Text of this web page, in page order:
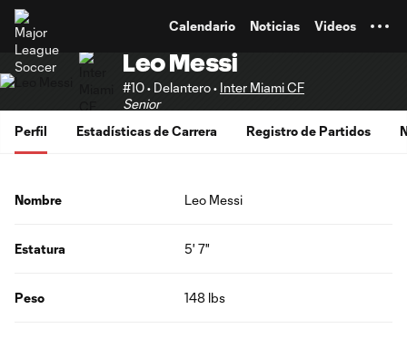
Calendario Noticias Videos
Leo Messi
#10 • Delantero • Inter Miami CF
Senior
Perfil
Estadísticas de Carrera Registro de Partidos
Nombre Leo Messi
Estatura 5' 7"
Peso 148 lbs